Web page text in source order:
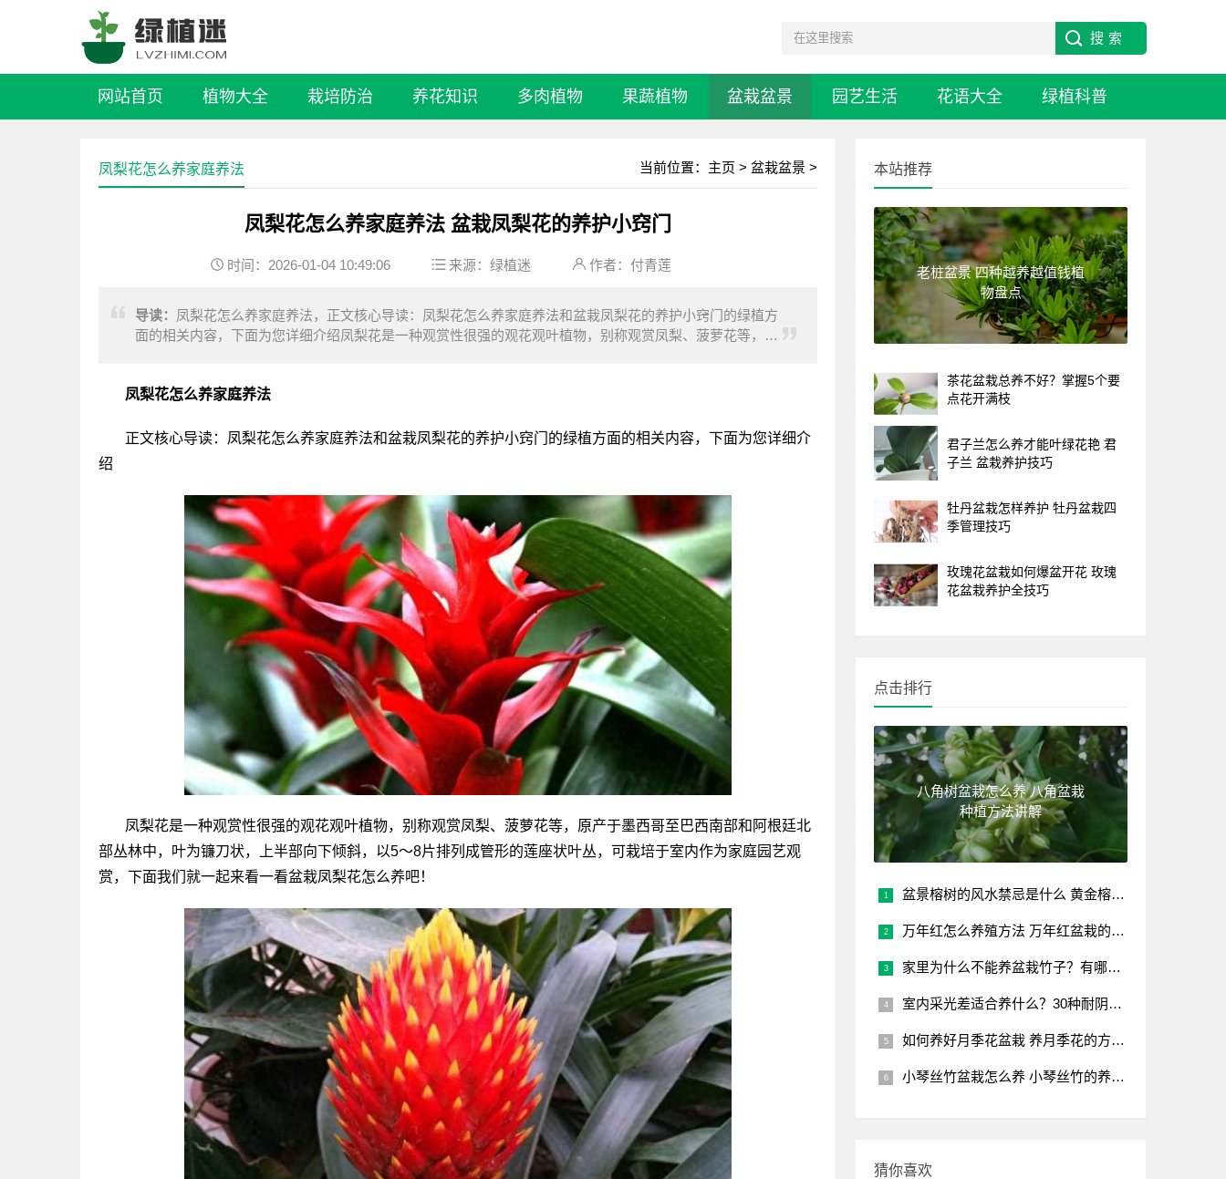
网站首页 植物大全 栽培防治 养花知识 多肉植物 果蔬植物 盆栽盆景 园艺生活 花语大全 绿植科普
当前位置： 主页 > 盆栽盆景 >
凤梨花怎么养家庭养法
凤梨花怎么养家庭养法 盆栽凤梨花的养护小窍门
时间：2026-01-04 10:49:06 来源： 绿植迷 作者：付青莲
导读： 凤梨花怎么养家庭养法，正文核心导读：凤梨花怎么养家庭养法和盆栽凤梨花的养护小窍门的绿植方
面的相关内容，下面为您详细介绍凤梨花是一种观赏性很强的观花观叶植物，别称观赏凤梨、菠萝花等，原
凤梨花怎么养家庭养法
正文核心导读：凤梨花怎么养家庭养法和盆栽凤梨花的养护小窍门的绿植方面的相关内容，下面为您详细介
绍
凤梨花是一种观赏性很强的观花观叶植物，别称观赏凤梨、菠萝花等，原产于墨西哥至巴西南部和阿根廷北
部丛林中，叶为镰刀状，上半部向下倾斜，以5～8片排列成管形的莲座状叶丛，可栽培于室内作为家庭园艺观
赏，下面我们就一起来看一看盆栽凤梨花怎么养吧！
本站推荐
老桩盆景 四种越养越值钱植
物盘点
茶花盆栽总养不好？掌握5个要
点花开满枝
君子兰怎么养才能叶绿花艳 君
子兰 盆栽养护技巧
牡丹盆栽怎样养护 牡丹盆栽四
季管理技巧
玫瑰花盆栽如何爆盆开花 玫瑰
花盆栽养护全技巧
点击排行
八角树盆栽怎么养 八角盆栽
种植方法讲解
盆景榕树的风水禁忌是什么 黄金榕放客厅大忌
万年红怎么养殖方法 万年红盆栽的养护要点
家里为什么不能养盆栽竹子？有哪些风水禁忌？
室内采光差适合养什么？30种耐阴植物盆栽推荐
如何养好月季花盆栽 养月季花的方法和技巧
小琴丝竹盆栽怎么养 小琴丝竹的养殖方法
猜你喜欢